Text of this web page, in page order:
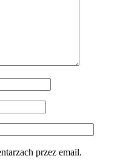
przez email.